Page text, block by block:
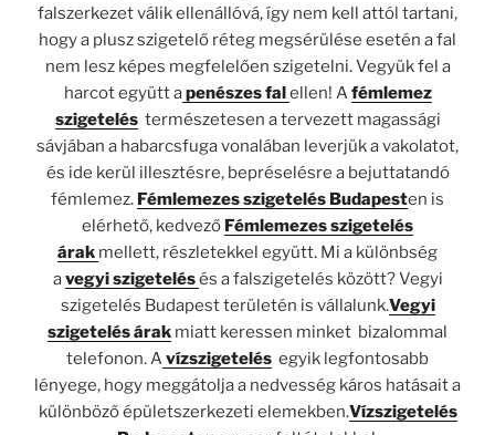
falszerkezet válik ellenállóvá, így nem kell attól tartani,
hogy a plusz szigetelő réteg megsérülése esetén a fal
nem lesz képes megfelelően szigetelni. Vegyük fel a
harcot együtt apenészes falellen! Afémlemez
szigetelés természetesen a tervezett magassági
sávjában a habarcsfuga vonalában leverjük a vakolatot,
és ide kerül illesztésre, bepréselésre a bejuttatandó
fémlemez. Fémlemezes szigetelés Budapesten is
elérhető, kedvező Fémlemezes szigetelés
árak mellett, részletekkel együtt. Mi a különbség
avegyi szigetelésés a falszigetelés között? Vegyi
szigetelés Budapest területén is vállalunk.Vegyi
szigetelés árak miatt keressen minket bizalommal
telefonon. Avízszigetelés egyik legfontosabb
lényege, hogy meggátolja a nedvesség káros hatásait a
különböző épületszerkezeti elemekben.Vízszigetelés